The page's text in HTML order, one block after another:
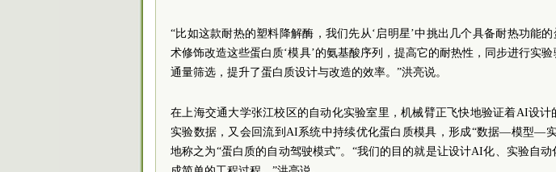
“比如这款耐热的塑料降解酶，我们先从‘启明星’中挑出几个具备耐热功能
术修饰改造这些蛋白质‘模具’的氨基酸序列，提高它的耐热性，同步进行实
通量筛选，提升了蛋白质设计与改造的效率。”洪亮说。
在上海交通大学张江校区的自动化实验室里，机械臂正飞快地验证着AI设计
实验数据，又会回流到AI系统中持续优化蛋白质模具，形成“数据—模型—
地称之为“蛋白质的自动驾驶模式”。“我们的目的就是让设计AI化、实验自